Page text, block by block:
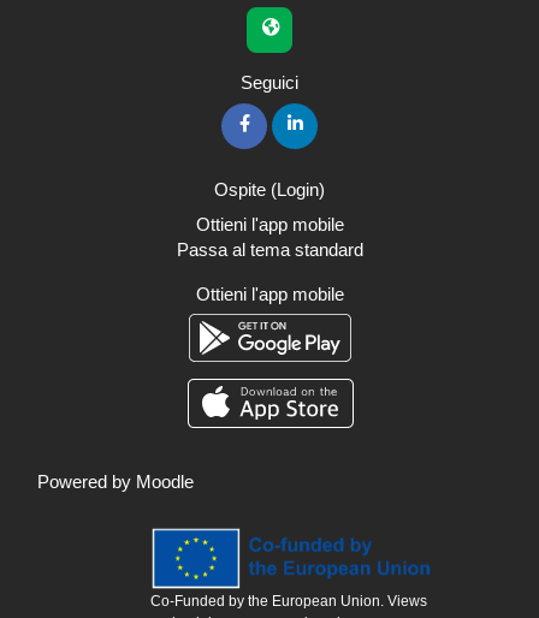
Seguici
Ospite (Login)
Ottieni l'app mobile
Passa al tema standard
Ottieni l'app mobile
Powered by Moodle
Co-Funded by the European Union. Views